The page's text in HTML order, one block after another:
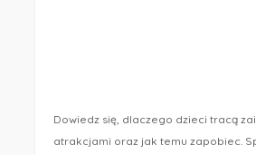
Dowiedz się, dlaczego dzieci tracą
atrakcjami oraz jak temu zapobiec.